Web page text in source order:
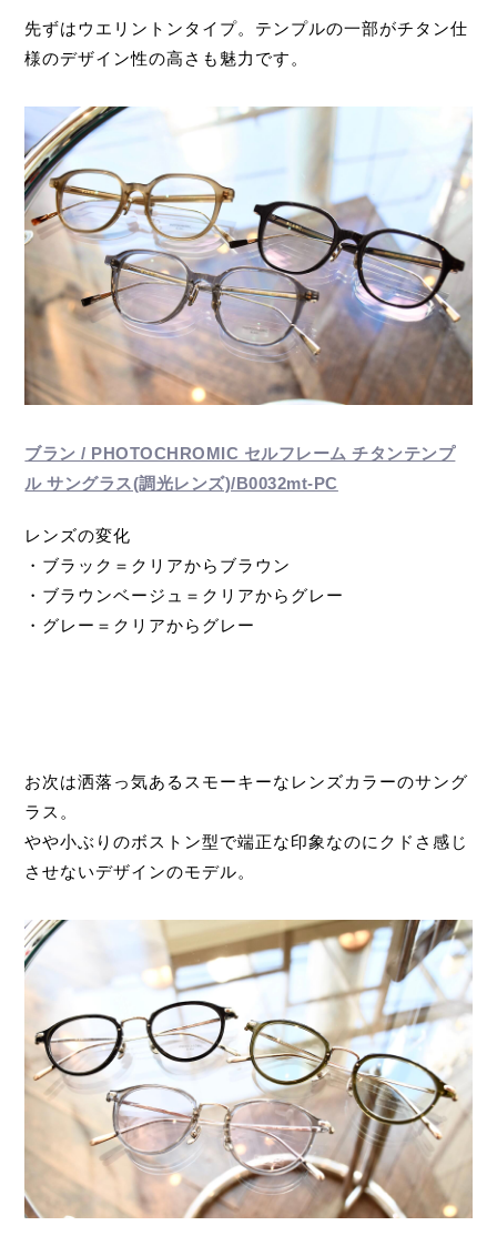
先ずはウエリントンタイプ。テンプルの一部がチタン仕
様のデザイン性の高さも魅力です。
ブラン / PHOTOCHROMIC セルフレーム チタンテンプ
ル サングラス(調光レンズ)/B0032mt-PC
レンズの変化
・ブラック＝クリアからブラウン
・ブラウンベージュ＝クリアからグレー
・グレー＝クリアからグレー
お次は洒落っ気あるスモーキーなレンズカラーのサング
ラス。
やや小ぶりのボストン型で端正な印象なのにクドさ感じ
させないデザインのモデル。